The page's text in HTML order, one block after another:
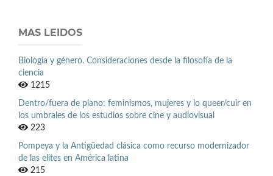
MAS LEIDOS
Biología y género. Consideraciones desde la filosofía de la
ciencia
1215
Dentro/fuera de plano: feminismos, mujeres y lo queer/cuir en
los umbrales de los estudios sobre cine y audiovisual
223
Pompeya y la Antigüedad clásica como recurso modernizador
de las elites en América latina
215